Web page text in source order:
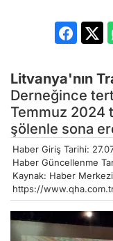
Litvanya'nın
Derneğince
Temmuz 2024
şölenle sona
Haber Giriş Tarihi:
Haber Güncellenme
Kaynak: Haber Merkezi
https://